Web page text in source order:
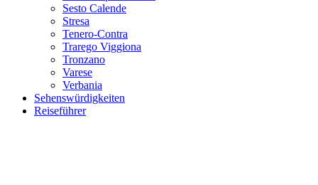
Sesto Calende
Stresa
Tenero-Contra
Trarego Viggiona
Tronzano
Varese
Verbania
Sehenswürdigkeiten
Reiseführer